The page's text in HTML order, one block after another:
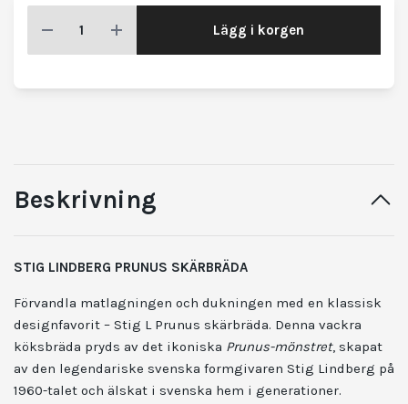
Lägg i korgen
Beskrivning
STIG LINDBERG PRUNUS SKÄRBRÄDA
Förvandla matlagningen och dukningen med en klassisk
designfavorit – Stig L Prunus skärbräda. Denna vackra
köksbräda pryds av det ikoniska Prunus-mönstret, skapat
av den legendariske svenska formgivaren Stig Lindberg på
1960-talet och älskat i svenska hem i generationer.